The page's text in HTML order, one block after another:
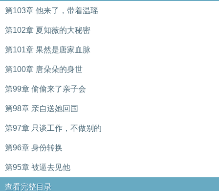
第103章 他来了，带着温瑶
第102章 夏知薇的大秘密
第101章 果然是唐家血脉
第100章 唐朵朵的身世
第99章 偷偷来了亲子会
第98章 亲自送她回国
第97章 只谈工作，不做别的
第96章 身份转换
第95章 被逼去见他
查看完整目录